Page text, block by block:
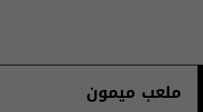
ملعب ميمون